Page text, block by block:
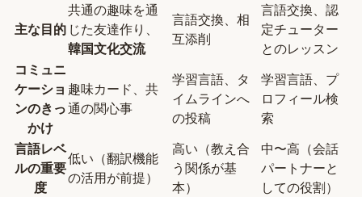
主な目的
共通の趣味を通
じた友達作り、
韓国文化交流
言語交換、相
互添削
言語交換、認
定チューター
とのレッスン
コミュニ
ケーショ
ンのきっ
かけ
趣味カード、共
通の関心事
学習言語、タ
イムラインへ
の投稿
学習言語、プ
ロフィール検
索
言語レベ
ルの重要
度
低い（翻訳機能
の活用が前提）
高い（教え合
う関係が基
本）
中〜高（会話
パートナーと
しての役割）